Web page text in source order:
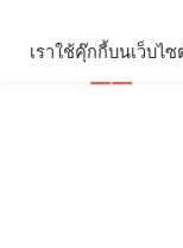
เราใช้คุ๊กกี้บนเว็บไ